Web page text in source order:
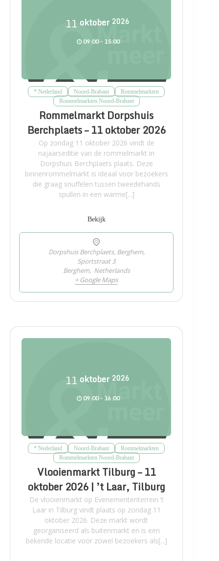
11 oktober 2026
09:00 - 15:00
* Nederland Noord-Brabant
Rommelmarkten
Rommelmarkten Noord-Brabant
Rommelmarkt Dorpshuis
Berchplaets – 11 oktober 2026
Op zondag 11 oktober 2026 vindt de
najaarseditie van de rommelmarkt in
Dorpshuis Berchplaets plaats. Deze
binnenrommelmarkt is ideaal voor bezoekers
die graag snuffelen tussen tweedehands
spullen in een warme[...]
Bekijk
Dorpshuis Berchplaets, Berghem,
Sportstraat 3
Berghem, Netherlands
+ Google Maps
11 oktober 2026
09:00 - 16:00
* Nederland Noord-Brabant
Rommelmarkten
Rommelmarkten Noord-Brabant
Vlooienmarkt Tilburg – 11
oktober 2026 | ’t Laar, Tilburg
De vlooienmarkt op Evenemententerrein ’t
Laar in Tilburg vindt plaats op zondag 11
oktober 2026. Deze markt wordt
georganiseerd als buitenmarkt en is een
bekende locatie voor zowel bezoekers als[...]